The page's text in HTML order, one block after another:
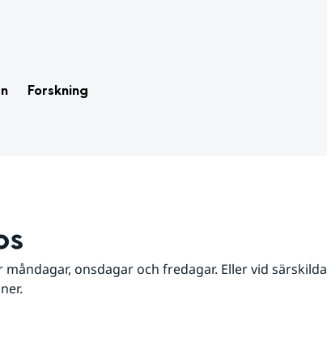
Forskning
onsdagar och fredagar. Eller vid särskilda